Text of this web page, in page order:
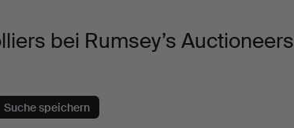
bei Rumsey’s Auctioneers
Suche speichern